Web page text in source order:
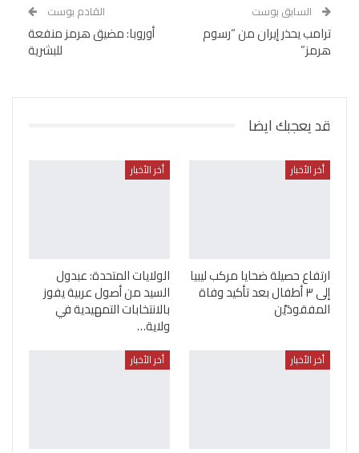
السابق بوست
ترامب يحذر إيران من “رسوم
هرمز”
القادم بوست
أوروبا: مضيق هرمز منفعة
للبشرية
قد يعجبك ايضا
أخر الأخبار
ارتفاع حصيلة ضحايا مركب ليبيا
إلى ٣ أطفال بعد تأكيد وفاة
المفقودَيْن
أخر الأخبار
الولايات المتحدة: عبدول
السيد من أصول عربية يفوز
بالانتخابات التمهيدية في
ولاية…
أخر الأخبار أخر الأخبار